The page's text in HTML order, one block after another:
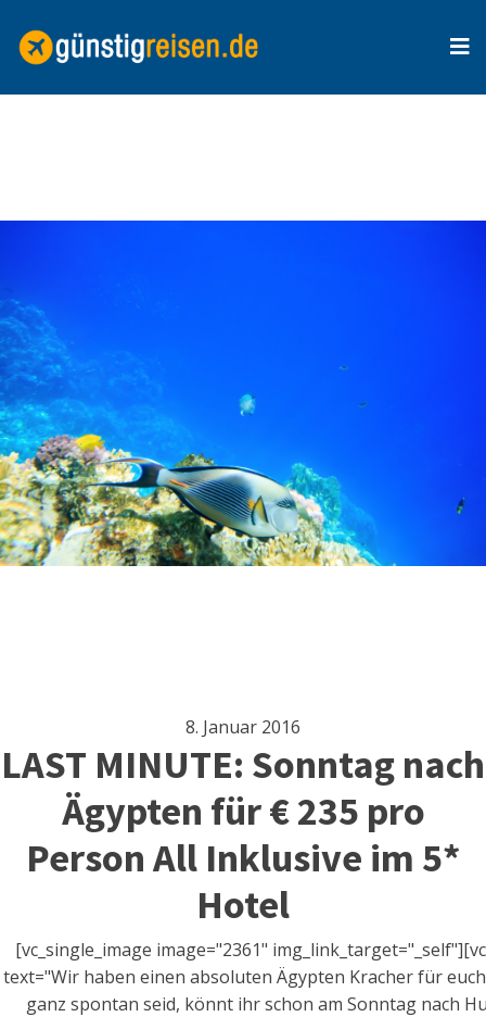
8. Januar 2016
LAST MINUTE: Sonntag nach
Ägypten für € 235 pro
Person All Inklusive im 5*
Hotel
[vc_single_image image="2361"
text="Wir haben einen absoluten Ägypten Kracher für
ganz spontan seid, könnt ihr schon am Sonntag nach